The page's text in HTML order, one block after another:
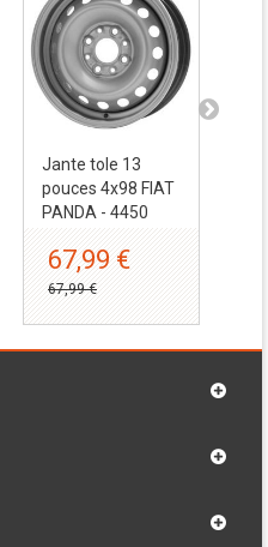
Jante tole 13
pouces 4x98 FIAT
PANDA - 4450
67,99 €
67,99 €